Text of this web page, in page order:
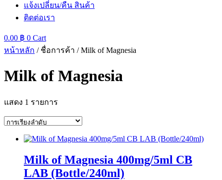
แจ้งเปลี่ยน/คืน สินค้า
ติดต่อเรา
0.00 ฿ 0 Cart
หน้าหลัก / ชื่อการค้า / Milk of Magnesia
Milk of Magnesia
แสดง 1 รายการ
Milk of Magnesia 400mg/5ml CB
LAB (Bottle/240ml)